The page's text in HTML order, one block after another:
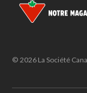
© 2026 La Société